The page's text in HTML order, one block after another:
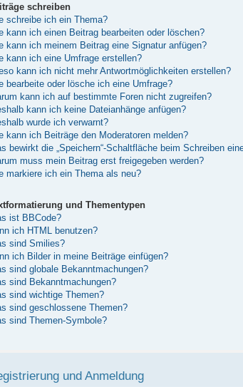
schreiben
schreibe ich ein Thema?
kann ich einen Beitrag bearbeiten oder löschen?
kann ich meinem Beitrag eine Signatur anfügen?
kann ich eine Umfrage erstellen?
kann ich nicht mehr Antwortmöglichkeiten erstellen?
bearbeite oder lösche ich eine Umfrage?
kann ich auf bestimmte Foren nicht zugreifen?
kann ich keine Dateianhänge anfügen?
wurde ich verwarnt?
kann ich Beiträge den Moderatoren melden?
bewirkt die „Speichern“-Schaltfläche beim Schreiben
muss mein Beitrag erst freigegeben werden?
markiere ich ein Thema als neu?
und Thementypen
ist BBCode?
ich HTML benutzen?
sind Smilies?
ich Bilder in meine Beiträge einfügen?
sind globale Bekanntmachungen?
sind Bekanntmachungen?
sind wichtige Themen?
sind geschlossene Themen?
sind Themen-Symbole?
und Anmeldung